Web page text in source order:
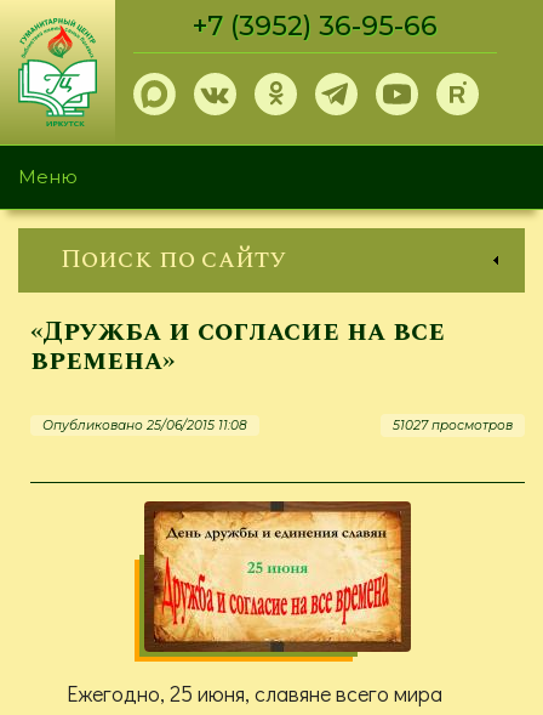
Перейти
основному
содержанию
+7 (3952) 36-95-66
Меню
Поиск по сайту
«Дружба и согласие на все
времена»
Опубликовано 25/06/2015 11:08 51027 просмотров
Ежегодно, 25 июня, славяне всего мира